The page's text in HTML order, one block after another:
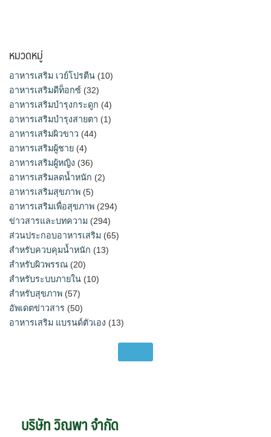
หมวดหมู่
อาหารเสริม เวย์โปรตีน (10)
อาหารเสริมดีท็อกซ์ (32)
อาหารเสริมบำรุงกระดูก (4)
อาหารเสริมบำรุงสายตา (1)
อาหารเสริมผิวขาว (44)
อาหารเสริมผู้ชาย (4)
อาหารเสริมผู้หญิง (36)
อาหารเสริมลดน้ำหนัก (2)
อาหารเสริมสุขภาพ (5)
อาหารเสริมเพื่อสุขภาพ (294)
ข่าวสารและบทความ (294)
ส่วนประกอบอาหารเสริม (65)
สำหรับควบคุมน้ำหนัก (13)
สำหรับผิวพรรณ (20)
สำหรับระบบภายใน (10)
สำหรับสุขภาพ (57)
อัพเดตข่าวสาร (50)
อาหารเสริม แบรนด์ตัวเอง (13)
บริษัท วิณพา จำกัด